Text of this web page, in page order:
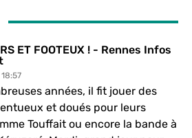
ET FOOTEUX ! - Rennes Infos
années, il fit jouer des
et doués pour leurs
Touffait ou encore la bande à